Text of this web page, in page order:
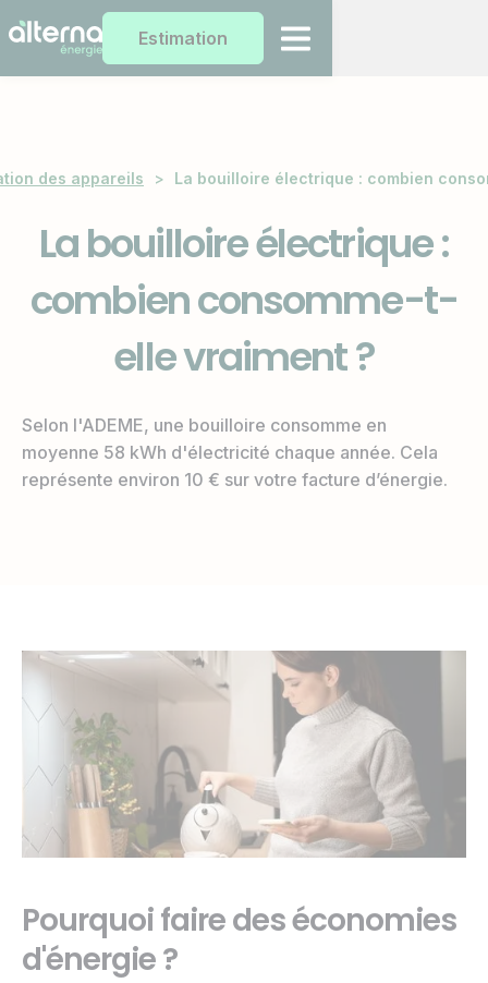
Estimation
des appareils > La bouilloire électrique : combien
La bouilloire électrique :
combien consomme-t-
elle vraiment ?
Selon l'ADEME, une bouilloire consomme en
moyenne 58 kWh d'électricité chaque année. Cela
représente environ 10 € sur votre facture d’énergie.
Pourquoi faire des économies
d'énergie ?